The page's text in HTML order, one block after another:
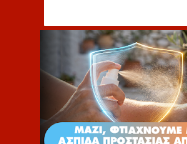
λ